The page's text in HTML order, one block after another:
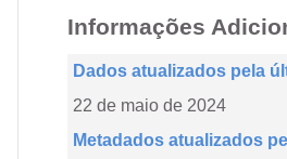
Informações
Dados atualizados pela
22 de maio de 2024
Metadados atualizados